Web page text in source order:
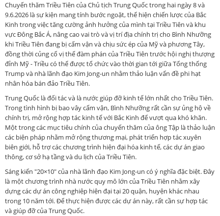
Chuyến thăm Triều Tiên của Chủ tịch Trung Quốc trong hai ngày 8 và
9.6.2026 là sự kiện mang tính bước ngoặt, thể hiện chiến lược của Bắc
Kinh trong việc tăng cường ảnh hưởng của mình tại Triều Tiên và khu
vực Đông Bắc Á, nâng cao vai trò và vị trí địa chính trị cho Bình Nhưỡng
khi Triều Tiên đang bị cấm vận và chịu sức ép của Mỹ và phương Tây,
đồng thời củng cố vị thế đàm phán của Triều Tiên trước hội nghị thượng
đỉnh Mỹ - Triều có thể được tổ chức vào thời gian tới giữa Tổng thống
Trump và nhà lãnh đạo Kim Jong-un nhằm thảo luận vấn đề phi hạt
nhân hóa bán đảo Triều Tiên.
Trung Quốc là đối tác và là nước giúp đỡ kinh tế lớn nhất cho Triều Tiên.
Trong tình hình bị bao vây cấm vận, Bình Nhưỡng rất cần sự ủng hộ về
chính trị, mở rộng hợp tác kinh tế với Bắc Kinh để vượt qua khó khăn.
Một trong các mục tiêu chính của chuyến thăm của ông Tập là thảo luận
các biện pháp nhằm mở rộng thương mại, phát triển hợp tác xuyên
biên giới, hỗ trợ các chương trình hiện đại hóa kinh tế, các dự án giao
thông, cơ sở hạ tầng và du lịch của Triều Tiên.
Sáng kiến "20×10" của nhà lãnh đạo Kim Jong-un có ý nghĩa đặc biệt. Đây
là một chương trình nhà nước quy mô lớn của Triều Tiên nhằm xây
dựng các dự án công nghiệp hiện đại tại 20 quận, huyện khác nhau
trong 10 năm tới. Để thực hiện được các dự án này, rất cần sự hợp tác
và giúp đỡ của Trung Quốc.